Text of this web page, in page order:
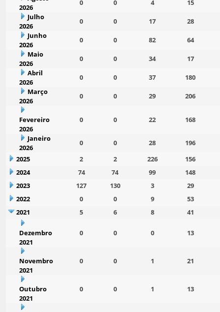
2026
0 0 4
15
Julho
2026
0 0 17
28
Junho
2026
0 0 82
64
Maio
2026
0 0 34
17
Abril
2026
0 0 37
180
Março
2026
0 0 29 206
Fevereiro
2026
0 0 22 168
Janeiro
2026
0 0 28
196
2025
2 2 226
156
2024
74 74 99
148
2023
127 130 3
29
2022
0 0 9
53
2021
5 6 8 41
Dezembro
2021
0 0 0 13
Novembro
2021
0 0 1 21
Outubro
2021
0 0 1 13